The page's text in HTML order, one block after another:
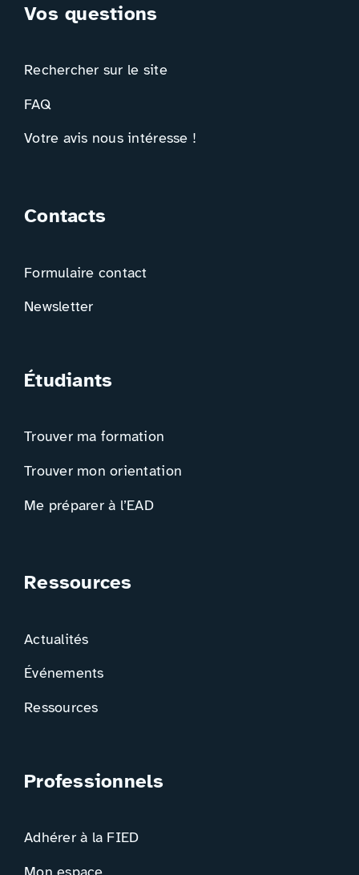
Vos questions
Rechercher sur le site
FAQ
Votre avis nous intéresse !
Contacts
Formulaire contact
Newsletter
Étudiants
Trouver ma formation
Trouver mon orientation
Me préparer à l’EAD
Ressources
Actualités
Événements
Ressources
Professionnels
Adhérer à la FIED